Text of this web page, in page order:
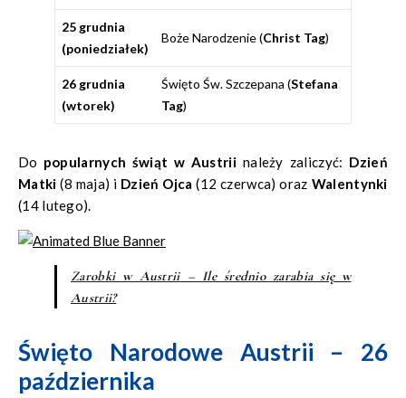
25 grudnia
(poniedziałek)
Boże Narodzenie (Christ Tag)
26 grudnia
(wtorek)
Święto Św. Szczepana (Stefana
Tag)
Do popularnych świąt w Austriinależy zaliczyć: Dzień
Matki (8 maja) i Dzień Ojca(12 czerwca) oraz Walentynki
(14 lutego).
Zarobki w Austrii – Ile średnio zarabia się w
Austrii?
Święto Narodowe Austrii – 26
października